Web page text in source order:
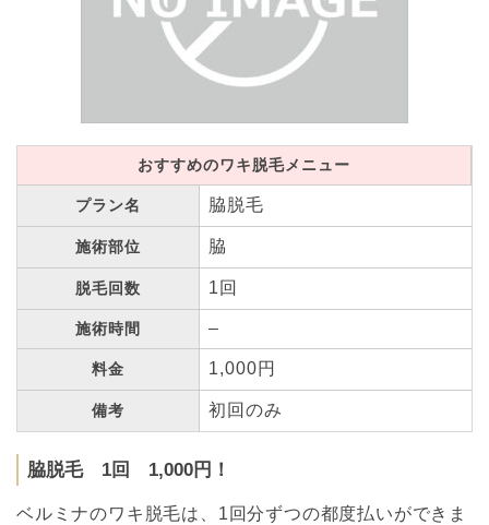
おすすめのワキ脱毛メニュー
プラン名 脇脱毛
施術部位 脇
脱毛回数 1回
施術時間 –
料金 1,000円
備考 初回のみ
脇脱毛 1回 1,000円！
ベルミナのワキ脱毛は、1回分ずつの都度払いができま